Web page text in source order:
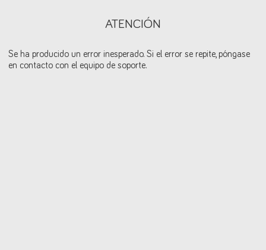
ATENCIÓN
Se ha producido un error inesperado. Si el error se repite, póngase
en contacto con el equipo de soporte.